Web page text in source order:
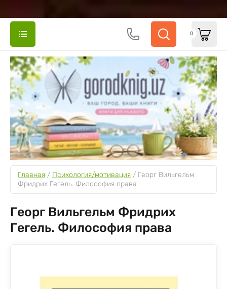
0
Главная / Психология/мотивация / Георг Вильгельм
Фридрих Гегель. Философия права
Георг Вильгельм Фридрих
Гегель. Философия права